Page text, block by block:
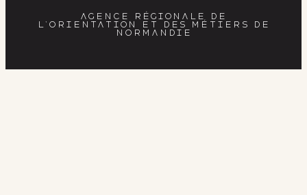
AGENCE RÉGIONALE DE
L’ORIENTATION ET DES MÉTIERS DE
NORMANDIE